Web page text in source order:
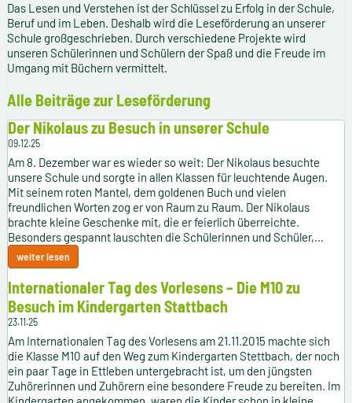
Das Lesen und Verstehen ist der Schlüssel zu Erfolg in der Schule,
Beruf und im Leben. Deshalb wird die Leseförderung an unserer
Schule großgeschrieben. Durch verschiedene Projekte wird
unseren Schülerinnen und Schülern der Spaß und die Freude im
Umgang mit Büchern vermittelt.
Alle Beiträge zur Leseförderung
Der Nikolaus zu Besuch in unserer Schule
09.12.25
Am 8. Dezember war es wieder so weit: Der Nikolaus besuchte
unsere Schule und sorgte in allen Klassen für leuchtende Augen.
Mit seinem roten Mantel, dem goldenen Buch und vielen
freundlichen Worten zog er von Raum zu Raum. Der Nikolaus
brachte kleine Geschenke mit, die er feierlich überreichte.
Besonders gespannt lauschten die Schülerinnen und Schüler,…
weiter lesen
Internationaler Tag des Vorlesens – Die M10 zu
Besuch im Kindergarten Stattbach
23.11.25
Am Internationalen Tag des Vorlesens am 21.11.2015 machte sich
die Klasse M10 auf den Weg zum Kindergarten Stettbach, der noch
ein paar Tage in Ettleben untergebracht ist, um den jüngsten
Zuhörerinnen und Zuhörern eine besondere Freude zu bereiten. Im